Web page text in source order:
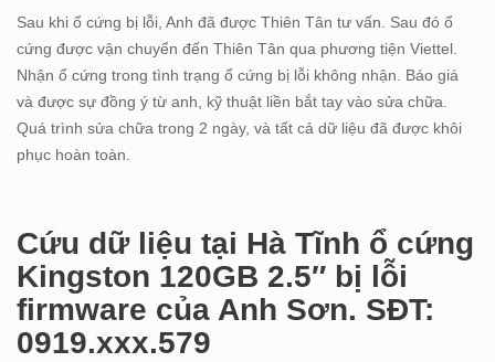
Sau khi ổ cứng bị lỗi, Anh đã được Thiên Tân tư vấn. Sau đó ổ
cứng được vận chuyển đến Thiên Tân qua phương tiện Viettel.
Nhận ổ cứng trong tình trạng ổ cứng bị lỗi không nhận. Báo giá
và được sự đồng ý từ anh, kỹ thuật liền bắt tay vào sửa chữa.
Quá trình sửa chữa trong 2 ngày, và tất cả dữ liệu đã được khôi
phục hoàn toàn.
Cứu dữ liệu tại Hà Tĩnh ổ cứng
Kingston 120GB 2.5″ bị lỗi
firmware của Anh Sơn. SĐT:
0919.xxx.579